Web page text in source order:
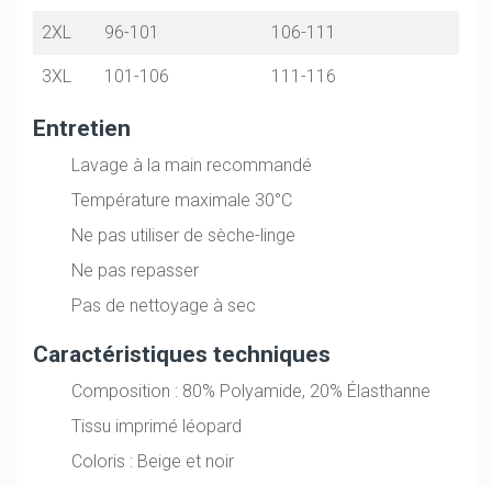
2XL 96-101 106-111
3XL 101-106 111-116
Entretien
Lavage à la main recommandé
Température maximale 30°C
Ne pas utiliser de sèche-linge
Ne pas repasser
Pas de nettoyage à sec
Caractéristiques techniques
Composition : 80% Polyamide, 20% Élasthanne
Tissu imprimé léopard
Coloris : Beige et noir